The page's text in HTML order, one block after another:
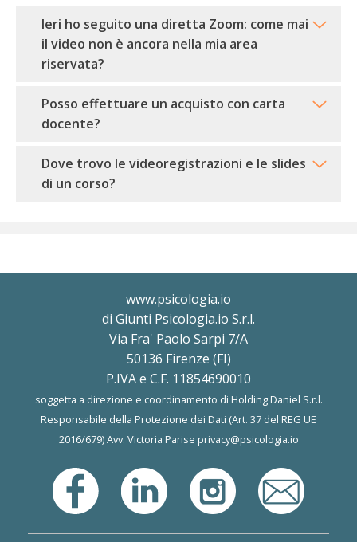
Ieri ho seguito una diretta Zoom: come mai
il video non è ancora nella mia area
riservata?
Posso effettuare un acquisto con carta
docente?
Dove trovo le videoregistrazioni e le slides
di un corso?
www.psicologia.io
di Giunti Psicologia.io S.r.l.
Via Fra' Paolo Sarpi 7/A
50136 Firenze (FI)
P.IVA e C.F. 11854690010
soggetta a direzione e coordinamento di Holding Daniel S.r.l.
Responsabile della Protezione dei Dati (Art. 37 del REG UE
2016/679) Avv. Victoria Parise privacy@psicologia.io